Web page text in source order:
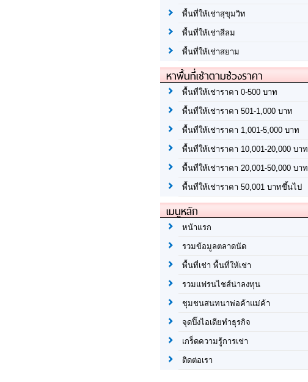
พื้นที่ให้เช่าสุขุมวิท
พื้นที่ให้เช่าสีลม
พื้นที่ให้เช่าสยาม
หาพื้นที่เช่าตามช่วงราคา
พื้นที่ให้เช่าราคา 0-500 บาท
พื้นที่ให้เช่าราคา 501-1,000 บาท
พื้นที่ให้เช่าราคา 1,001-5,000 บาท
พื้นที่ให้เช่าราคา 10,001-20,000 บาท
พื้นที่ให้เช่าราคา 20,001-50,000 บาท
พื้นที่ให้เช่าราคา 50,001 บาทขึ้นไป
เมนูหลัก
หน้าแรก
รวมข้อมูลตลาดนัด
พื้นที่เช่า พื้นที่ให้เช่า
รวมแฟรนไชส์น่าลงทุน
ชุมชนสนทนาพ่อค้าแม่ค้า
จุดปิ๊งไอเดียทำธุรกิจ
เกร็ดความรู้การเช่า
ติดต่อเรา